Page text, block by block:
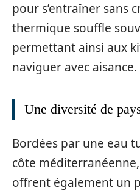
pour s’entraîner sans
thermique souffle
permettant ainsi aux
naviguer avec aisance.
Une diversité de
Bordées par une eau
côte
offrent également un